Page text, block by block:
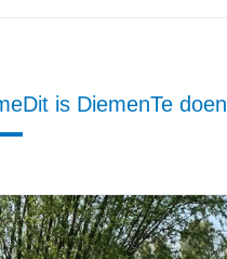
Dit is DiemenTe doen